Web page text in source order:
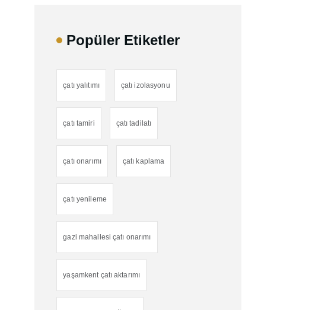
Popüler Etiketler
çatı yalıtımı çatı izolasyonu
çatı tamiri çatı tadilatı
çatı onarımı çatı kaplama
çatı yenileme
gazi mahallesi çatı onarımı
yaşamkent çatı aktarımı